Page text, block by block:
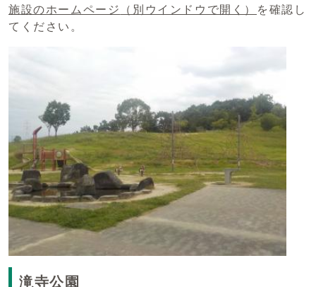
施設のホームページ
（別ウインドウで開く）
を確認し
てください。
滝寺公園